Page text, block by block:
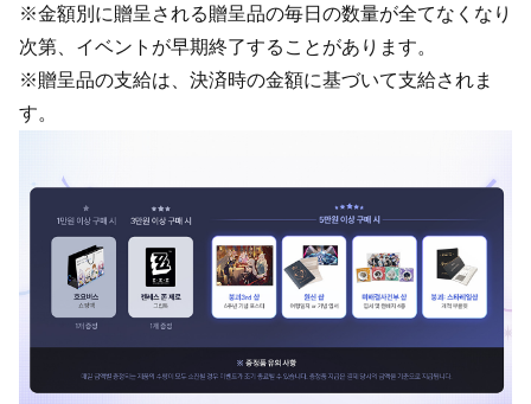
※金額別に贈呈される贈呈品の毎日の数量が全てなくなり
次第、イベントが早期終了することがあります。
※贈呈品の支給は、決済時の金額に基づいて支給されま
す。